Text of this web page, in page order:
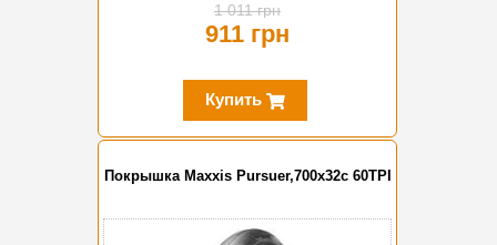
1 011 грн
911 грн
Купить
Покрышка Maxxis Pursuer,700x32c 60TPI